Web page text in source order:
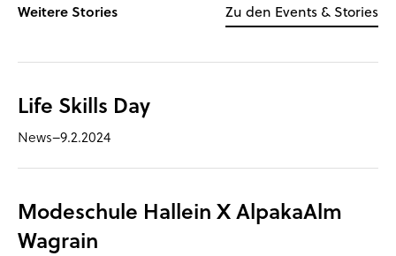
Weitere Stories Zu den Events & Stories
Life Skills Day
News–9.2.2024
Modeschule Hallein X AlpakaAlm
Wagrain